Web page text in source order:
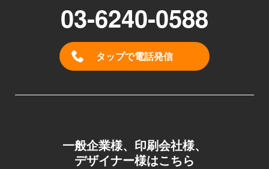
03-6240-0588
タップで電話発信
一般企業様、印刷会社様、
デザイナー様はこちら